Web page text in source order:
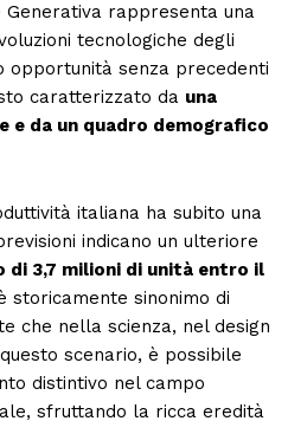
Generativa rappresenta una
tecnologiche degli
opportunità senza precedenti
caratterizzato da una
da un quadro demografico
italiana ha subito una
indicano un ulteriore
di 3,7 milioni di unità entro il
storicamente sinonimo di
che nella scienza, nel design
scenario, è possibile
distintivo nel campo
sfruttando la ricca eredità